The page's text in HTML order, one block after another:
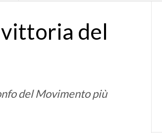
vittoria del
del Movimento più